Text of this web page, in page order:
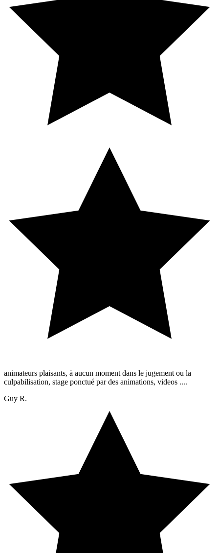
animateurs plaisants, à aucun moment dans le jugement ou la
culpabilisation, stage ponctué par des animations, videos ....
Guy R.